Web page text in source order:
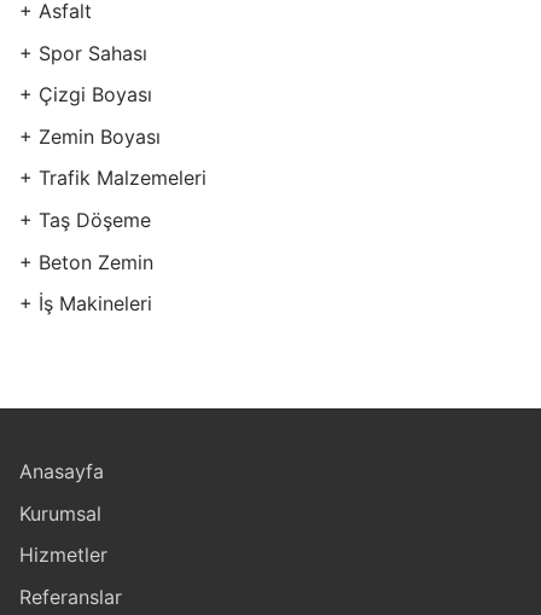
+ Asfalt
+ Spor Sahası
+ Çizgi Boyası
+ Zemin Boyası
+ Trafik Malzemeleri
+ Taş Döşeme
+ Beton Zemin
+ İş Makineleri
Anasayfa
Kurumsal
Hizmetler
Referanslar